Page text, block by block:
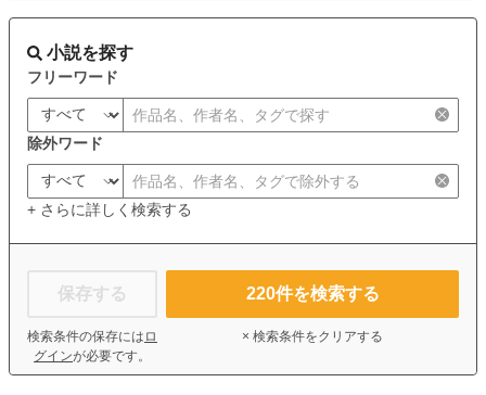
小説を探す
フリーワード
除外ワード
+ さらに詳しく検索する
保存する
検索条件の保存には ロ
グインが必要です。
220件を検索する
× 検索条件をクリアする